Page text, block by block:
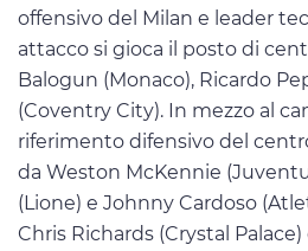
offensivo del Milan e leader
attacco si gioca il posto di
Balogun (Monaco), Ricardo
(Coventry City). In mezzo al
riferimento difensivo del
da Weston McKennie
(Lione) e Johnny Cardoso
Chris Richards (Crystal